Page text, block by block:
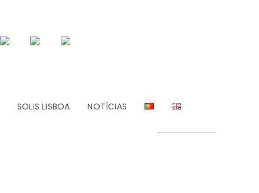
SOLIS LISBOA NOTÍCIAS